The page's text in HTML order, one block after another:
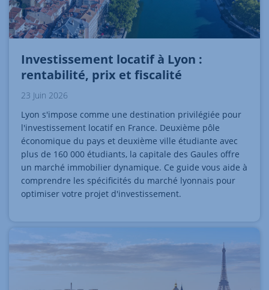
Investissement locatif à Lyon :
rentabilité, prix et fiscalité
23 Juin 2026
Lyon s'impose comme une destination privilégiée pour
l'investissement locatif en France. Deuxième pôle
économique du pays et deuxième ville étudiante avec
plus de 160 000 étudiants, la capitale des Gaules offre
un marché immobilier dynamique. Ce guide vous aide à
comprendre les spécificités du marché lyonnais pour
optimiser votre projet d'investissement.